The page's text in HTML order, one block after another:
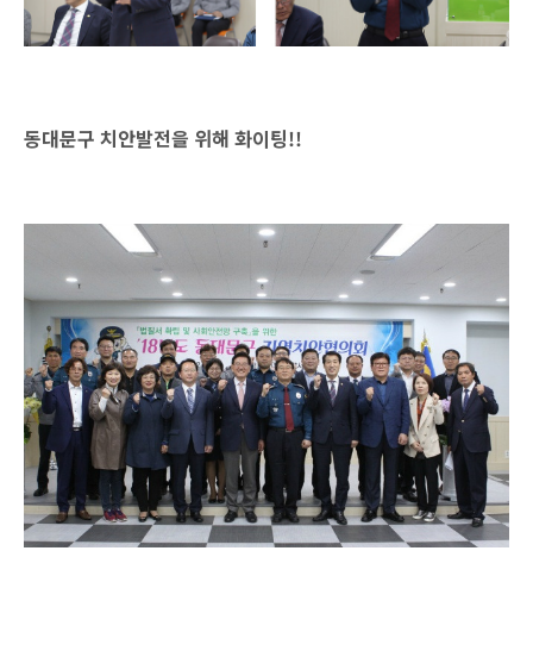
동대문구 치안발전을 위해 화이팅!!